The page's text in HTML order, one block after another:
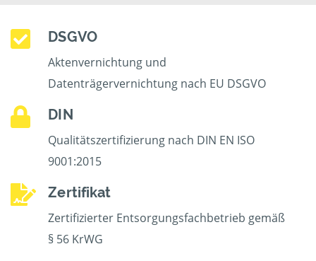
DSGVO
Aktenvernichtung und
Datenträgervernichtung nach EU DSGVO
DIN
Qualitätszertifizierung nach DIN EN ISO
9001:2015
Zertifikat
Zertifizierter Entsorgungsfachbetrieb gemäß
§ 56 KrWG